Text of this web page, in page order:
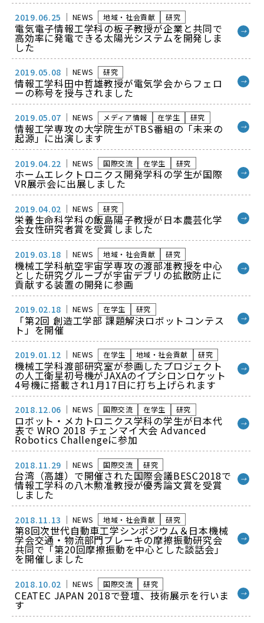
2019.06.25 NEWS 地域・社会貢献 研究
電気電子情報工学科の板子教授が企業と共同で
高効率に発電できる太陽光システムを開発しま
した
→
2019.05.08 NEWS 研究
情報工学科田中哲雄教授が電気学会からフェロ
ーの称号を授与されました
→
2019.05.07 NEWS メディア情報 在学生 研究
情報工学専攻の大学院生がTBS番組の「未来の
起源」に出演します
→
2019.04.22 NEWS 国際交流 在学生 研究
ホームエレクトロニクス開発学科の学生が国際
VR展示会に出展しました
→
2019.04.02 NEWS 研究
栄養生命科学科の飯島陽子教授が日本農芸化学
会女性研究者賞を受賞しました
→
2019.03.18 NEWS 地域・社会貢献 研究
機械工学科航空宇宙学専攻の渡部准教授を中心
とした研究グループが宇宙デブリの拡散防止に
貢献する装置の開発に参画
→
2019.02.18 NEWS 在学生 研究
「第2回 創造工学部 課題解決ロボットコンテス
ト」を開催
→
2019.01.12 NEWS 在学生 地域・社会貢献 研究
機械工学科渡部研究室が参画したプロジェクト
の人工衛星初号機がJAXAのイプシロンロケット
4号機に搭載され1月17日に打ち上げられます
→
2018.12.06 NEWS 国際交流 在学生 研究
ロボット・メカトロニクス学科の学生が日本代
表で WRO 2018 チェンマイ大会 Advanced
Robotics Challengeに参加
→
2018.11.29 NEWS 国際交流 研究
台湾（高雄）で開催された国際会議BESC2018で
情報工学科の八木勲准教授が優秀論文賞を受賞
しました
→
2018.11.13 NEWS 地域・社会貢献 研究
第8回次世代自動車工学シンポジウム＆日本機械
学会交通・物流部門ブレーキの摩擦振動研究会
共同で「第20回摩擦振動を中心とした談話会」
を開催しました
→
2018.10.02 NEWS 国際交流 研究
CEATEC JAPAN 2018で登壇、技術展示を行いま
す
→